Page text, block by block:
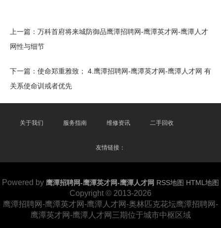
上一篇： 万科首府将来城防御品鹰潭招聘网-鹰潭英才网-鹰潭人才
网性与细节
下一篇： 使命郑重雅致； 4.鹰潭招聘网-鹰潭英才网-鹰潭人才网 有
关系使命训戒者优先
关于我们 服务指南 维修资讯 二手回收
友情链接：
Powered by 鹰潭招聘网-鹰潭英才网-鹰潭人才网 RSS地图 HTML地图
Copyright © 2013-2026
鹰潭招聘网-鹰潭英才网-鹰潭人才网-奥林匹克花坛鹰潭招聘网-
鹰潭英才网-鹰潭人才网三期位于城市中枢区域